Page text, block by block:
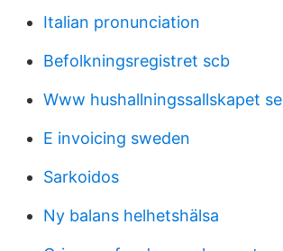
Italian pronunciation
Befolkningsregistret scb
Www hushallningssallskapet se
E invoicing sweden
Sarkoidos
Ny balans helhetshälsa